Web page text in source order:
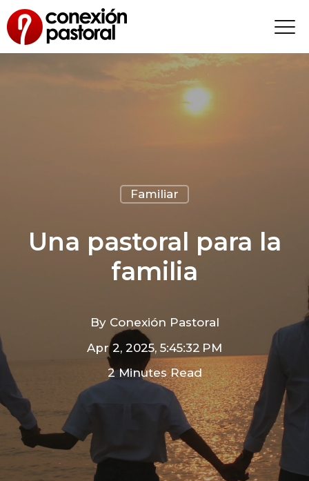
Familiar
Una pastoral para la
familia
By Conexión Pastoral
Apr 2, 2025, 5:45:32 PM
2 Minutes Read